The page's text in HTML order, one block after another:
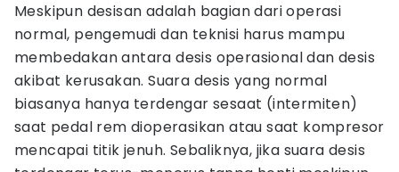
Meskipun desisan adalah bagian dari operasi
normal, pengemudi dan teknisi harus mampu
membedakan antara desis operasional dan desis
akibat kerusakan. Suara desis yang normal
biasanya hanya terdengar sesaat (intermiten)
saat pedal rem dioperasikan atau saat kompresor
mencapai titik jenuh. Sebaliknya, jika suara desis